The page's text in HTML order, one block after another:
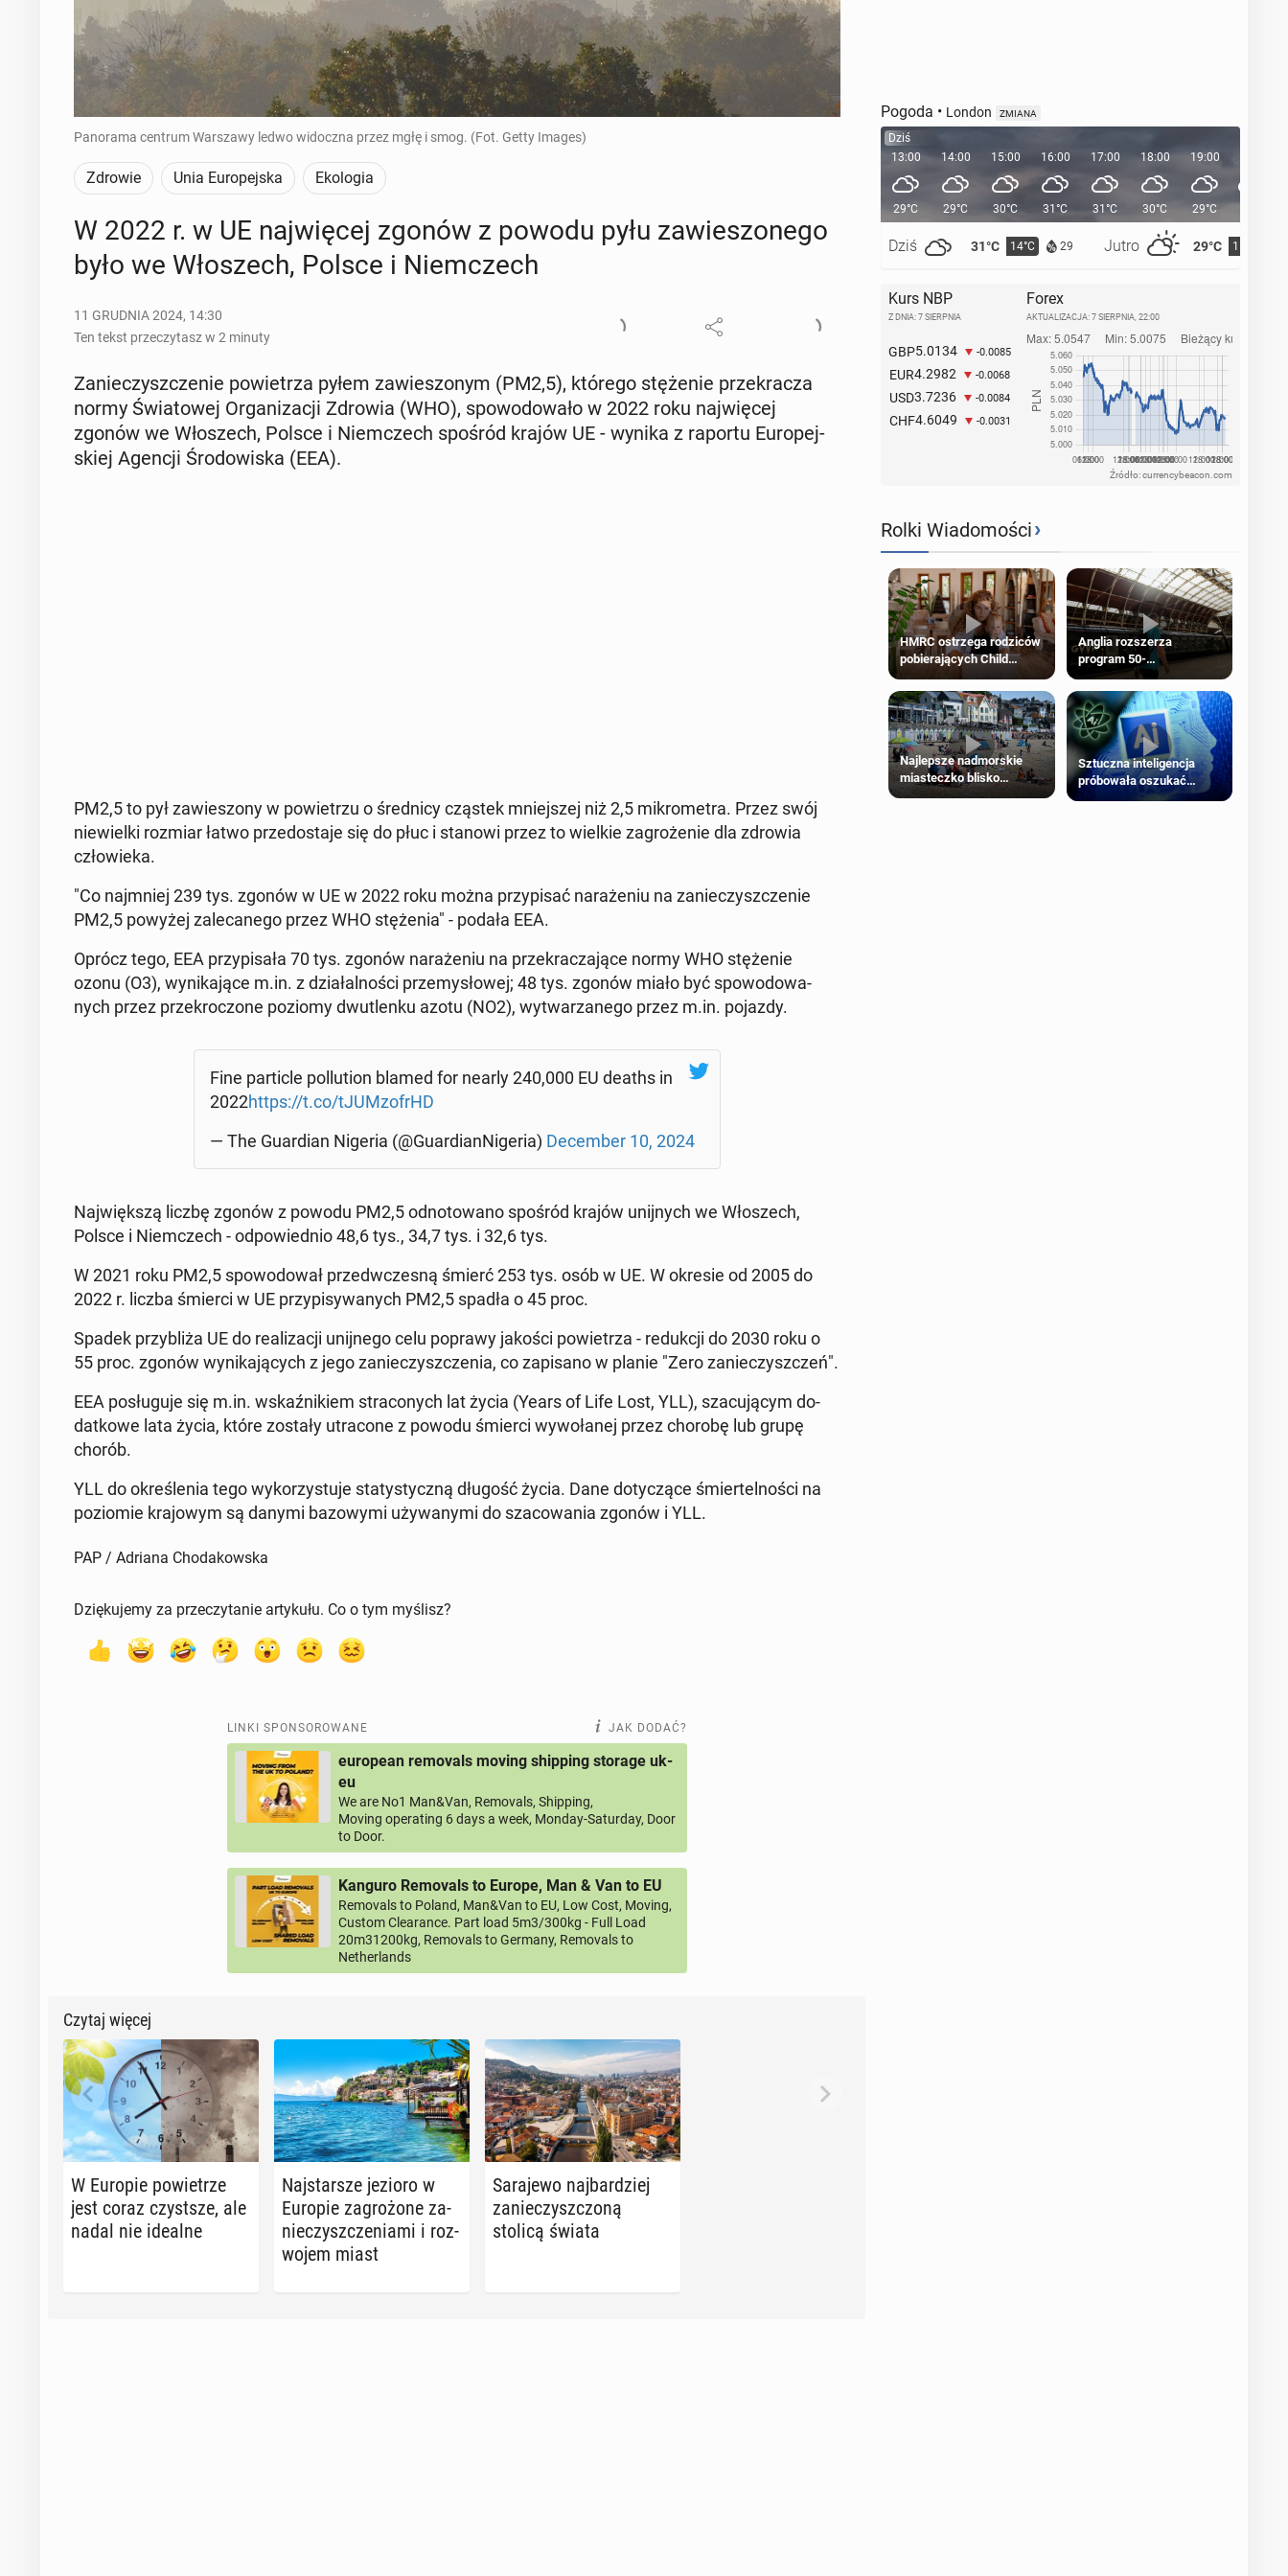
Panorama centrum Warszawy ledwo widoczna przez mgłę i smog. (Fot. Getty Images)
Zdrowie Unia Europejska Ekologia
W 2022 r. w UE naj­wię­cej zgonów z powodu pyłu za­wie­szo­ne­go
było we Wło­szech, Polsce i Niem­czech
11 GRUDNIA 2024, 14:30
Ten tekst przeczytasz w 2 minuty
Za­nie­czysz­cze­nie po­wie­trza pyłem za­wie­szo­nym (PM2,5), którego stę­że­nie prze­kra­cza
normy Świa­to­wej Or­ga­ni­za­cji Zdrowia (WHO), spo­wo­do­wa­ło w 2022 roku naj­wię­cej
zgonów we Wło­szech, Polsce i Niem­czech spośród krajów UE - wynika z raportu Eu­ro­pej­
skiej Agencji Śro­do­wi­ska (EEA).
PM2,5 to pył za­wie­szo­ny w po­wie­trzu o śred­ni­cy cząstek mniej­szej niż 2,5 mi­kro­me­tra. Przez swój
nie­wiel­ki rozmiar łatwo prze­do­sta­je się do płuc i stanowi przez to wielkie za­gro­że­nie dla zdrowia
czło­wie­ka.
"Co naj­mniej 239 tys. zgonów w UE w 2022 roku można przy­pi­sać na­ra­że­niu na za­nie­czysz­cze­nie
PM2,5 powyżej za­le­ca­ne­go przez WHO stę­że­nia" - podała EEA.
Oprócz tego, EEA przy­pi­sa­ła 70 tys. zgonów na­ra­że­niu na prze­kra­cza­ją­ce normy WHO stę­że­nie
ozonu (O3), wy­ni­ka­ją­ce m.in. z dzia­łal­no­ści prze­my­sło­wej; 48 tys. zgonów miało być spo­wo­do­wa­
nych przez prze­kro­czo­ne poziomy dwu­tlen­ku azotu (NO2), wy­twa­rza­ne­go przez m.in. pojazdy.
Fine par­tic­le pol­lu­tion blamed for nearly 240,000 EU deaths in
2022https://t.co/tJUM­zo­frHD
— The Gu­ar­dian Nigeria (@Gu­ar­dian­Ni­ge­ria) De­cem­ber 10, 2024
Naj­więk­szą liczbę zgonów z powodu PM2,5 od­no­to­wa­no spośród krajów unij­nych we Wło­szech,
Polsce i Niem­czech - od­po­wied­nio 48,6 tys., 34,7 tys. i 32,6 tys.
W 2021 roku PM2,5 spo­wo­do­wał przed­wcze­sną śmierć 253 tys. osób w UE. W okresie od 2005 do
2022 r. liczba śmierci w UE przy­pi­sy­wa­nych PM2,5 spadła o 45 proc.
Spadek przy­bli­ża UE do re­ali­za­cji unij­ne­go celu poprawy jakości po­wie­trza - re­duk­cji do 2030 roku o
55 proc. zgonów wy­ni­ka­ją­cych z jego za­nie­czysz­cze­nia, co za­pi­sa­no w planie "Zero za­nie­czysz­czeń".
EEA po­słu­gu­je się m.in. wskaź­ni­kiem stra­co­nych lat życia (Years of Life Lost, YLL), sza­cu­ją­cym do­
dat­ko­we lata życia, które zostały utra­co­ne z powodu śmierci wy­wo­ła­nej przez chorobę lub grupę
chorób.
YLL do okre­śle­nia tego wy­ko­rzy­stu­je sta­ty­stycz­ną długość życia. Dane do­ty­czą­ce śmier­tel­no­ści na
po­zio­mie kra­jo­wym są danymi ba­zo­wy­mi uży­wa­ny­mi do sza­co­wa­nia zgonów i YLL.
PAP / Adriana Chodakowska
Dziękujemy za przeczytanie artykułu. Co o tym myślisz?
LINKI SPONSOROWANE JAK DODAĆ?
european removals moving shipping storage uk-
eu
We are No1 Man&Van, Removals, Shipping,
Moving operating 6 days a week, Monday-Saturday, Door
to Door.
Kanguro Removals to Europe, Man & Van to EU
Removals to Poland, Man&Van to EU, Low Cost, Moving,
Custom Clearance. Part load 5m3/300kg - Full Load
20m31200kg, Removals to Germany, Removals to
Netherlands
Czytaj więcej
W Europie po­wie­trze
jest coraz czyst­sze, ale
nadal nie idealne
Naj­star­sze jezioro w
Europie za­gro­żo­ne za­
nie­czysz­cze­nia­mi i roz­
wo­jem miast
Sa­ra­je­wo naj­bar­dziej
za­nie­czysz­czo­ną
stolicą świata
Pogoda • London ZMIANA
Dziś
13:00
29°C
Dziś 31°C 14°C 29 Jutro 29°C 15°C
14:00
29°C
15:00
30°C
16:00
31°C
17:00
31°C
18:00
30°C
19:00
29°C
Kurs NBP
Z DNIA: 7 SIERPNIA
GBP5.0134 -0.0085
EUR4.2982 -0.0068
USD3.7236 -0.0084
CHF4.6049 -0.0031
Forex
AKTUALIZACJA: 7 SIERPNIA, 22:00
Źródło: currencybeacon.com
Rolki Wiadomości›
HMRC ostrzega rodziców
pobierających Child
Benefit. Mogą być
zobowiązani do zwrotu
zasiłku
Anglia rozszerza
program 50-
procentowych zniżek
kolejowych na 18-latków
Najlepsze nadmorskie
miasteczko blisko
Sztuczna inteligencja
próbowała oszukać
człowieka